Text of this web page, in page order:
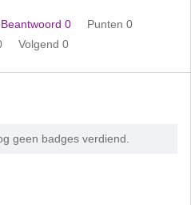
Beantwoord 0
Punten 0
Volgend 0
geen badges verdiend.